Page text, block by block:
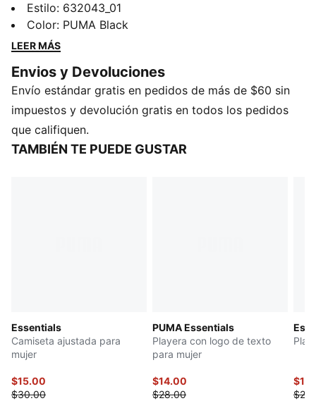
Essentials de PUMA. Estos son tus opciones
imprescindibles para los días ajetreados. Estas
prendas versátiles, que combinan un estilo retro con
aspecto impecable, sin importar qué te depare el día.
DETALLES
Corte: Corte recto cómodo.
Material principal: Jersey simple
Cuello: Cuello redondo
Estilo: 632043_01
Color: PUMA Black
LEER MÁS
Envios y Devoluciones
Envío estándar gratis en pedidos de más de $60 sin
impuestos y devolución gratis en todos los pedidos
que califiquen.
TAMBIÉN TE PUEDE GUSTAR
Essentials
Camiseta ajustada para
mujer
$15.00
$30.00
PUMA Essentials
Playera con logo de texto
para mujer
$14.00
$28.00